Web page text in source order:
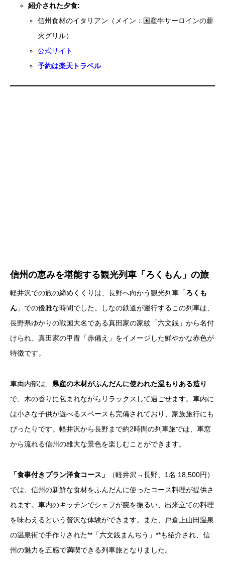
紹介された夕食:
信州食材のイタリアン（メイン：国産牛サーロインの薪
火グリル）
公式サイト
予約は楽天トラベル
信州の恵みを堪能する観光列車「ろくもん」の旅
軽井沢での旅の締めくくりは、長野へ向かう観光列車「ろくも
ん 」での優雅な時間でした。しなの鉄道が運行するこの列車は、
長野県ゆかりの戦国大名である真田家の家紋「六文銭」から名付
けられ、真田家の甲冑「赤備え」をイメージした鮮やかな赤色が
特徴です。
車両内部は、 県産の木材がふんだんに使われた温もりある造り
で、木の香りに包まれながらリラックスして過ごせます。車内に
は小さな子供が遊べるスペースも完備されており、家族旅行にも
ぴったりです。軽井沢から長野まで約2時間の列車旅では、車窓
から流れる信州の雄大な景色を楽しむことができます。
「食事付きプラン洋食コース」
（軽井沢→長野、1名 18,500円）
では、信州の新鮮な食材をふんだんに使ったコース料理が提供さ
れます。車内のキッチンでシェフが腕を振るい、出来立ての料理
を味わえるという贅沢な体験ができます。また、戸倉上山田温泉
の温泉街で手作りされた**「六文銭まんぢう」**も紹介され、信
州の魅力を五感で満喫できる列車旅となりました。